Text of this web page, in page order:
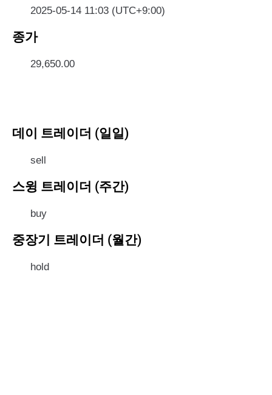
2025-05-14 11:03 (UTC+9:00)
종가
29,650.00
데이 트레이더 (일일)
sell
스윙 트레이더 (주간)
buy
중장기 트레이더 (월간)
hold